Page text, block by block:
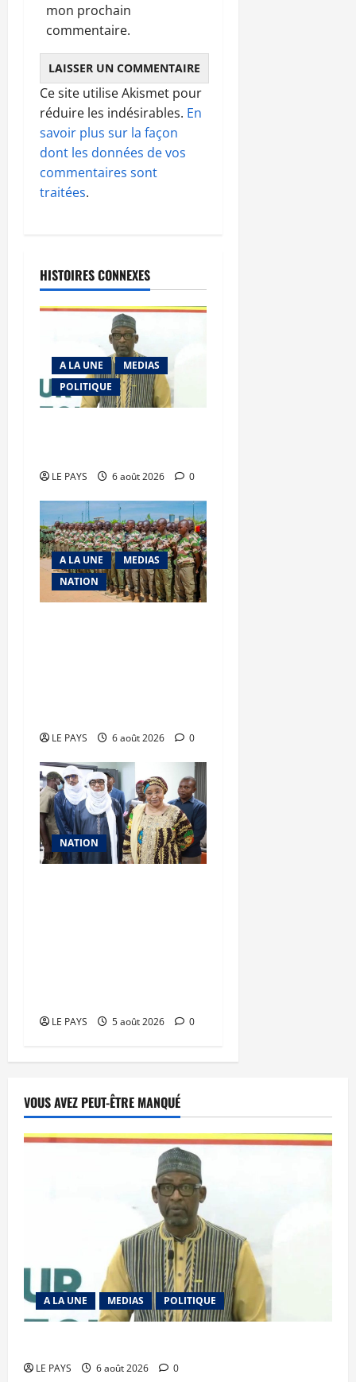
mon prochain
commentaire.
Ce site utilise Akismet pour
réduire les indésirables. En
savoir plus sur la façon
dont les données de vos
commentaires sont
traitées.
HISTOIRES CONNEXES
A LA UNE
MEDIAS
POLITIQUE
LE PAYS 6 août 2026 0
A LA UNE
MEDIAS
NATION
LE PAYS 6 août 2026 0
NATION
LE PAYS 5 août 2026 0
VOUS AVEZ PEUT-ÊTRE MANQUÉ
A LA UNE MEDIAS POLITIQUE
LE PAYS 6 août 2026 0